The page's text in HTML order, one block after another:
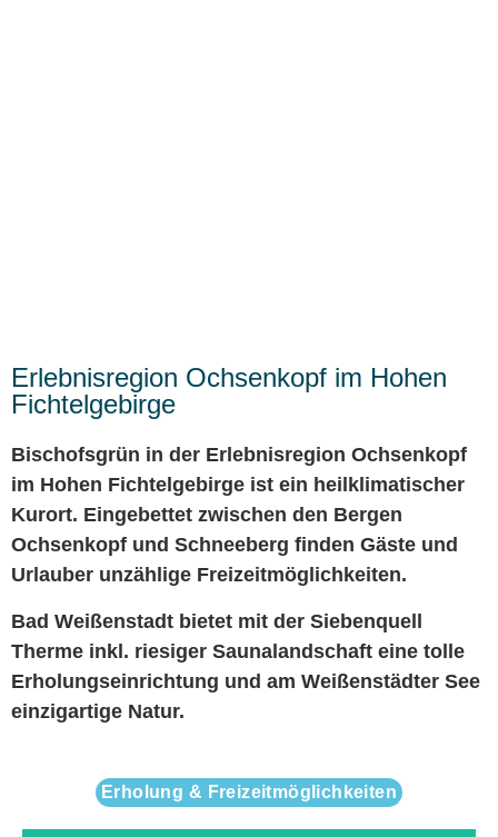
Erlebnisregion Ochsenkopf im Hohen
Fichtelgebirge
Bischofsgrün in der Erlebnisregion Ochsenkopf
im Hohen Fichtelgebirge ist ein heilklimatischer
Kurort. Eingebettet zwischen den Bergen
Ochsenkopf und Schneeberg finden Gäste und
Urlauber unzählige Freizeitmöglichkeiten.
Bad Weißenstadt bietet mit der Siebenquell
Therme inkl. riesiger Saunalandschaft eine tolle
Erholungseinrichtung und am Weißenstädter See
einzigartige Natur.
Erholung & Freizeitmöglichkeiten